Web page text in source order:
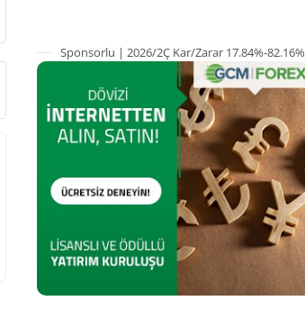
Sponsorlu | 2026/2Ç Kar/Zarar 17.84%-82.16%